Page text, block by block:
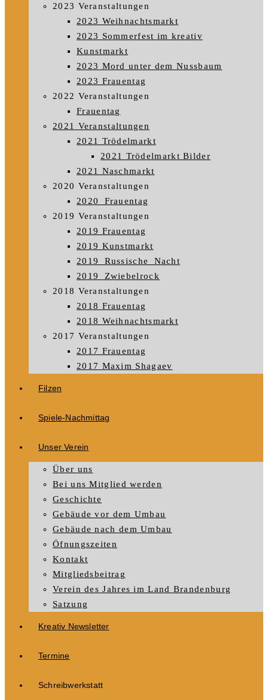
2023 Veranstaltungen
2023 Weihnachtsmarkt
2023 Sommerfest im kreativ
Kunstmarkt
2023 Mord unter dem Nussbaum
2023 Frauentag
2022 Veranstaltungen
Frauentag
2021 Veranstaltungen
2021 Trödelmarkt
2021 Trödelmarkt Bilder
2021 Naschmarkt
2020 Veranstaltungen
2020_Frauentag
2019 Veranstaltungen
2019 Frauentag
2019 Kunstmarkt
2019_Russische_Nacht
2019_Zwiebelrock
2018 Veranstaltungen
2018 Frauentag
2018 Weihnachtsmarkt
2017 Veranstaltungen
2017 Frauentag
2017 Maxim Shagaev
Filzen
Spiele-Nachmittag
Unser Verein
Über uns
Bei uns Mitglied werden
Geschichte
Gebäude vor dem Umbau
Gebäude nach dem Umbau
Öfnungszeiten
Kontakt
Mitgliedsbeitrag
Verein des Jahres im Land Brandenburg
Satzung
Kreativ Newsletter
Termine
Schreibwerkstatt